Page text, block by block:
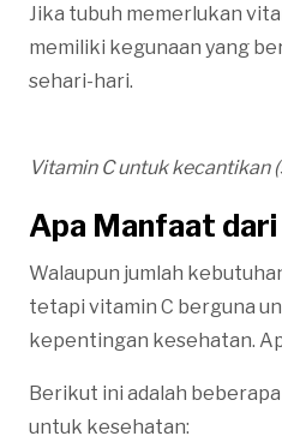
Jika tubuh memerlukan
memiliki kegunaan yang
sehari-hari.
Vitamin C untuk kecantikan
Apa Manfaat
Walaupun jumlah
tetapi vitamin C berguna
kepentingan kesehatan.
Berikut ini adalah
untuk kesehatan: